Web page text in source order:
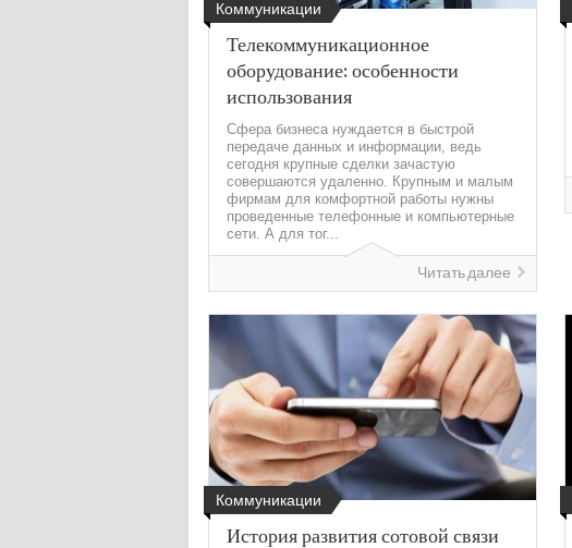
Коммуникации
Телекоммуникационное
оборудование: особенности
использования
Сфера бизнеса нуждается в быстрой
передаче данных и информации, ведь
сегодня крупные сделки зачастую
совершаются удаленно. Крупным и малым
фирмам для комфортной работы нужны
проведенные телефонные и компьютерные
сети. А для тог...
Читать далее
Коммуникации
История развития сотовой связи